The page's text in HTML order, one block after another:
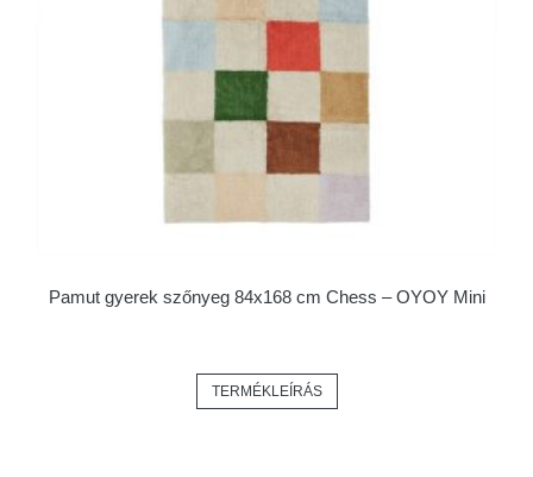
Pamut gyerek szőnyeg 84x168 cm Chess – OYOY Mini
TERMÉKLEÍRÁS